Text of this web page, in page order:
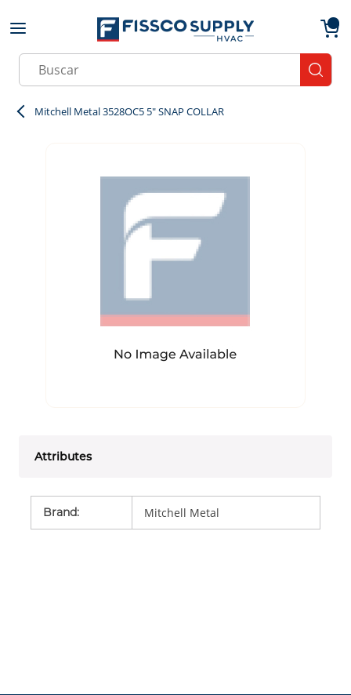
Skip to main content
Site Search
Mitchell Metal 3528OC5 5" SNAP COLLAR
Attributes
Brand: Mitchell Metal